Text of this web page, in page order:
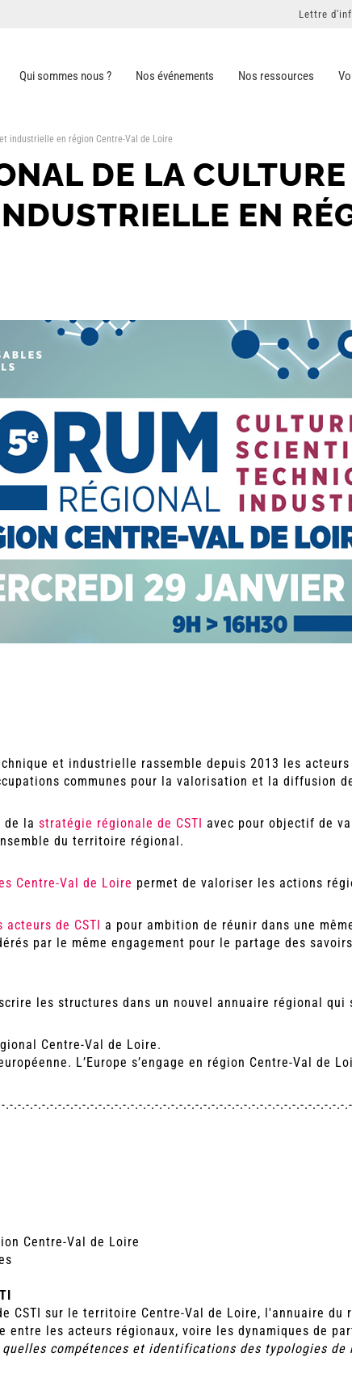
Qui sommes nous ? Nos événements Nos ressources
Lettre
industrielle en région Centre-Val de Loire
DE LA
EN
et industrielle rassemble depuis 2013 les
communes pour la valorisation et la diffusion
la stratégie régionale de CSTI avec pour objectif de
du territoire régional.
Centre-Val de Loire permet de valoriser les actions
de CSTI a pour ambition de réunir dans une
par le même engagement pour le partage des
les structures dans un nouvel annuaire régional qui
Centre-Val de Loire.
L’Europe s’engage en région Centre-Val de
.-.-.-.-.-.-.-.-.-.-.-.-.-.-.-.-.-.-.-.-.-.-.-.-.-.-.-.-.-.-.-.-.-.-.-.-.-.-.-.-.-
Centre-Val de Loire
CSTI sur le territoire Centre-Val de Loire, l'annuaire
entre les acteurs régionaux, voire les dynamiques de
compétences et identifications des typologies de